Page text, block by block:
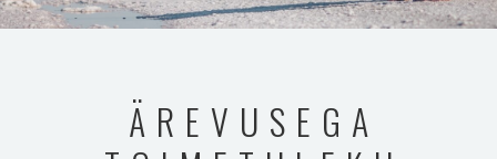
ÄREVUSEGA